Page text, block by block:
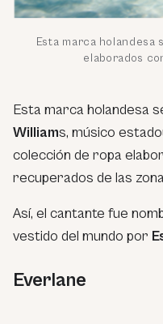
Esta marca
elaborados
Esta marca holandesa
Williams, músico
colección de ropa
recuperados de las
Así, el cantante fue
vestido del mundo por
Everlane